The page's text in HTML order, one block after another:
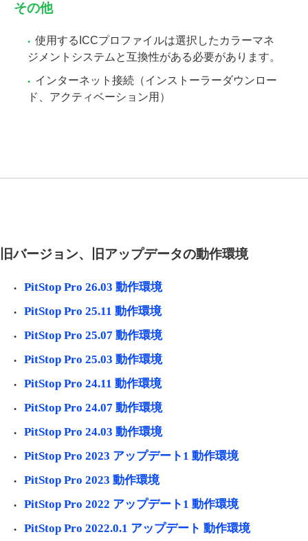
その他
使用するICCプロファイルは選択したカラーマネ
ジメントシステムと互換性がある必要があります。
インターネット接続（インストーラーダウンロー
ド、アクティベーション用）
旧バージョン、旧アップデータの動作環境
PitStop Pro 26.03 動作環境
PitStop Pro 25.11 動作環境
PitStop Pro 25.07 動作環境
PitStop Pro 25.03 動作環境
PitStop Pro 24.11 動作環境
PitStop Pro 24.07 動作環境
PitStop Pro 24.03 動作環境
PitStop Pro 2023 アップデート1 動作環境
PitStop Pro 2023 動作環境
PitStop Pro 2022 アップデート1 動作環境
PitStop Pro 2022.0.1 アップデート 動作環境